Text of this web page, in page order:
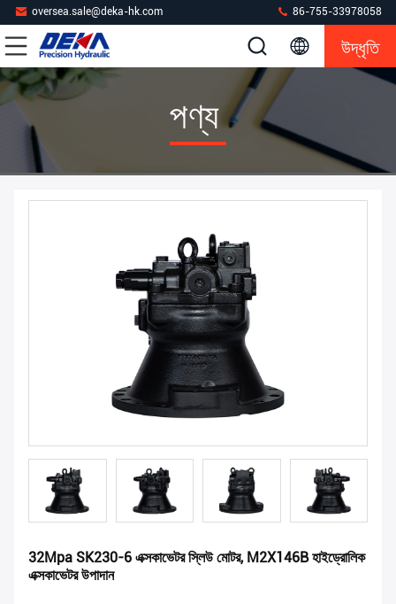
oversea.sale@deka-hk.com 86-755-33978058
উদ্ধৃতি
পণ্য
32Mpa SK230-6 এক্সকাভেটর স্লিউ মোটর, M2X146B হাইড্রোলিক
এক্সকাভেটর উপাদান